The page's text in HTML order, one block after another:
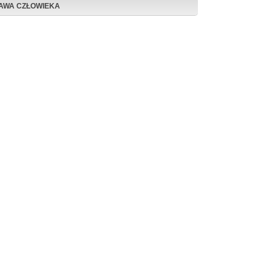
CZŁOWIEKA